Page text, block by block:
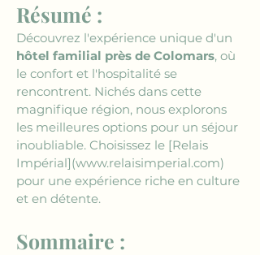
Résumé :
Découvrez l'expérience unique d'un
hôtel familial près de Colomars, où
le confort et l'hospitalité se
rencontrent. Nichés dans cette
magnifique région, nous explorons
les meilleures options pour un séjour
inoubliable. Choisissez le [Relais
Impérial](www.relaisimperial.com)
pour une expérience riche en culture
et en détente.
Sommaire :